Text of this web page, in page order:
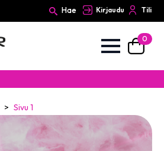
Hae Kirjaudu Tili
0
Sivu 1